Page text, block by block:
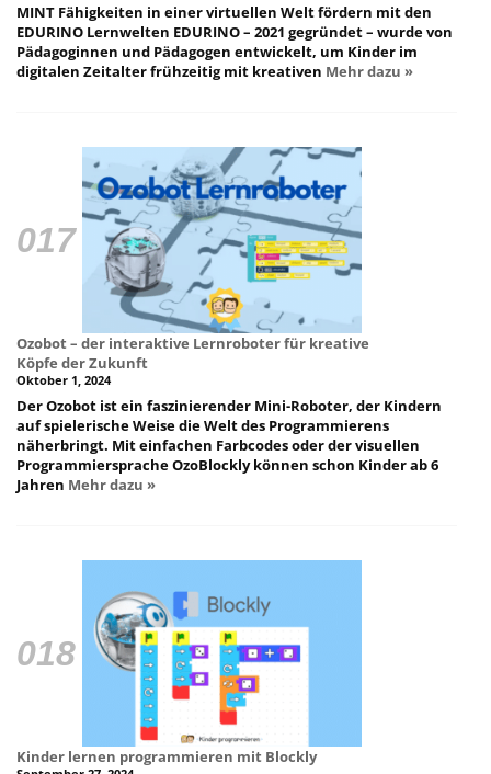
MINT Fähigkeiten in einer virtuellen Welt fördern mit den
EDURINO Lernwelten EDURINO – 2021 gegründet – wurde von
Pädagoginnen und Pädagogen entwickelt, um Kinder im
digitalen Zeitalter frühzeitig mit kreativen Mehr dazu »
Ozobot – der interaktive Lernroboter für kreative
Köpfe der Zukunft
Oktober 1, 2024
Der Ozobot ist ein faszinierender Mini-Roboter, der Kindern
auf spielerische Weise die Welt des Programmierens
näherbringt. Mit einfachen Farbcodes oder der visuellen
Programmiersprache OzoBlockly können schon Kinder ab 6
Jahren Mehr dazu »
Kinder lernen programmieren mit Blockly